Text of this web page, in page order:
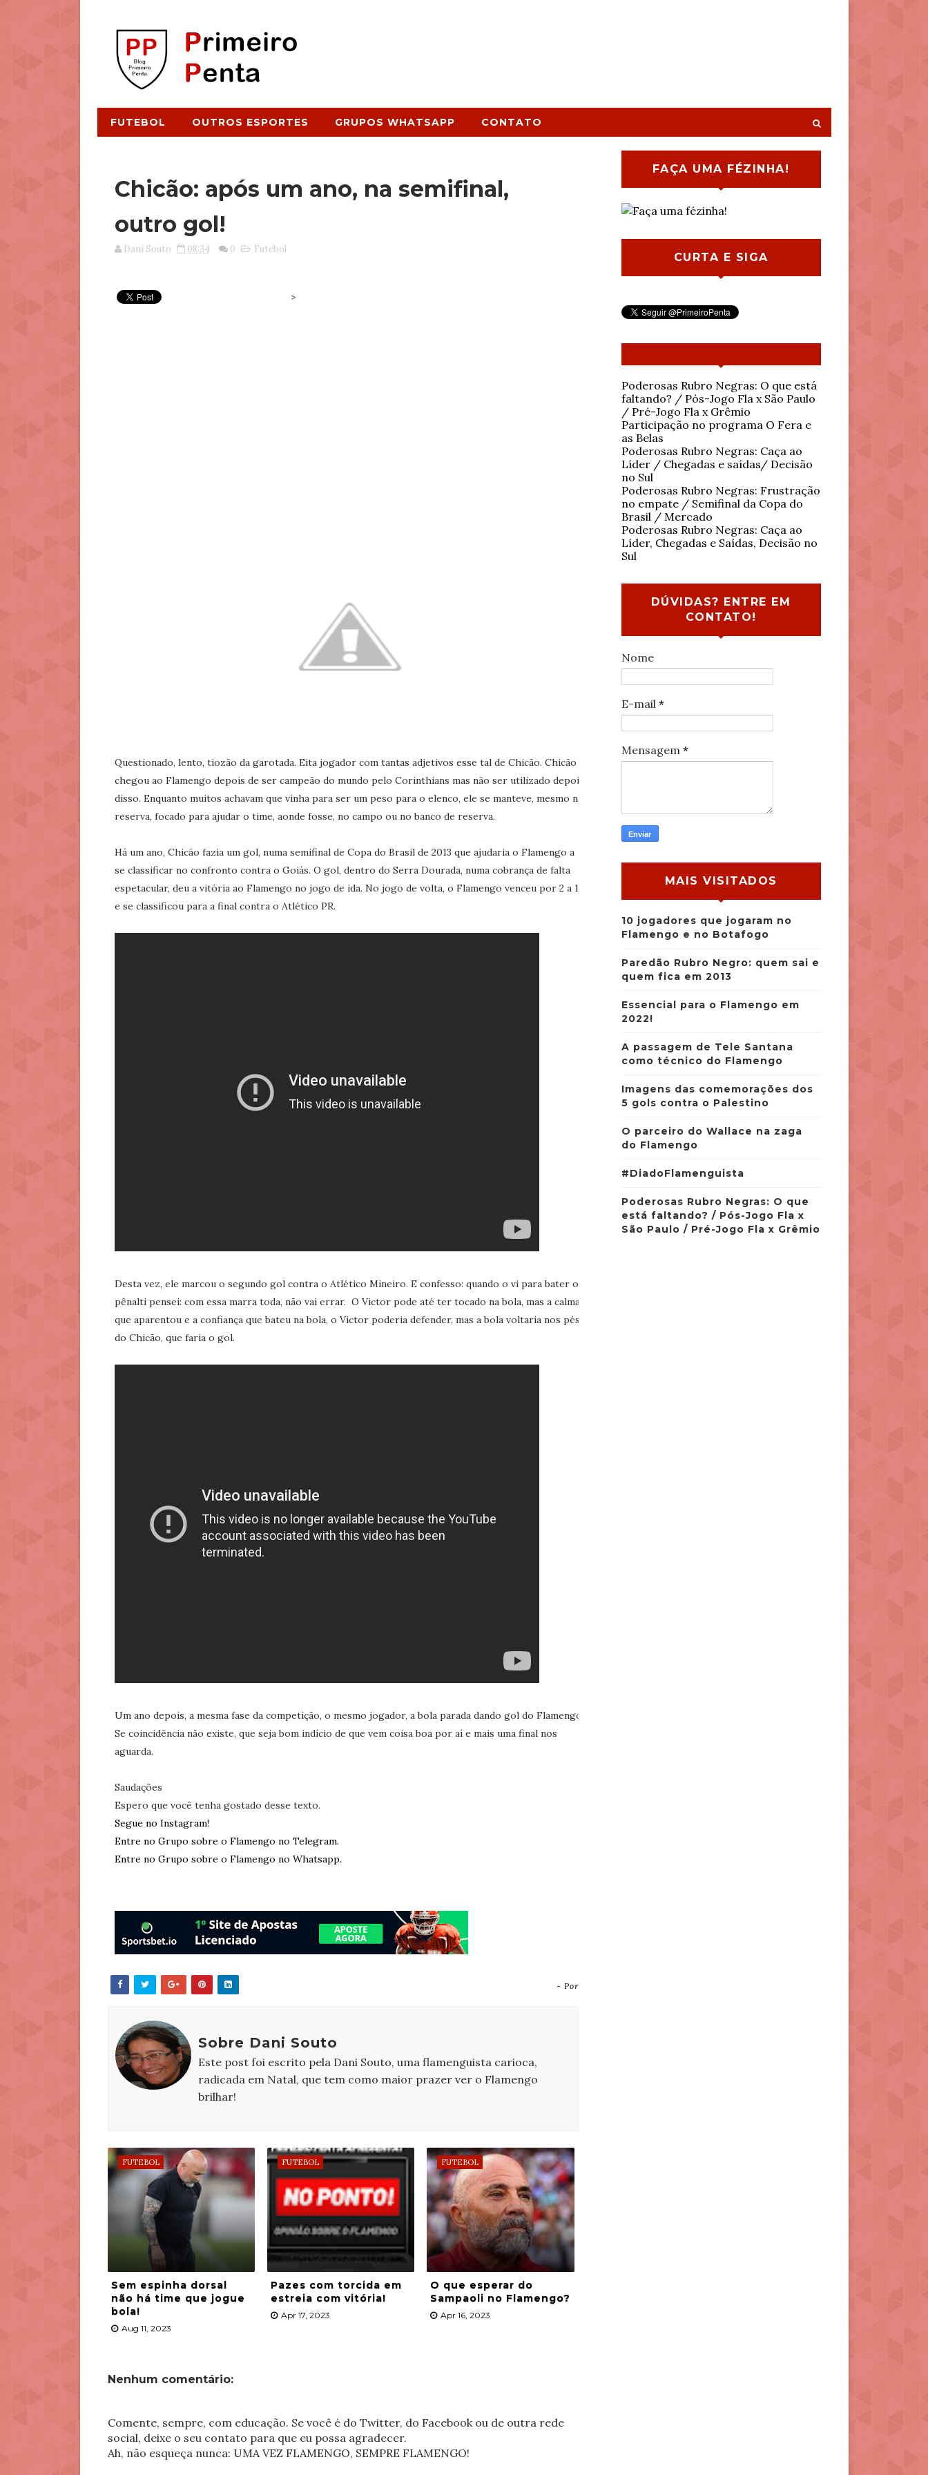
FUTEBOL OUTROS ESPORTES GRUPOS WHATSAPP CONTATO
Chicão: após um ano, na semifinal,
outro gol!
Dani Souto 08:34 0 Futebol
>
Questionado, lento, tiozão da garotada. Eita jogador com tantas adjetivos esse tal de Chicão. Chicão
chegou ao Flamengo depois de ser campeão do mundo pelo Corinthians mas não ser utilizado depois
disso. Enquanto muitos achavam que vinha para ser um peso para o elenco, ele se manteve, mesmo na
reserva, focado para ajudar o time, aonde fosse, no campo ou no banco de reserva.
Há um ano, Chicão fazia um gol, numa semifinal de Copa do Brasil de 2013 que ajudaria o Flamengo a
se classificar no confronto contra o Goiás. O gol, dentro do Serra Dourada, numa cobrança de falta
espetacular, deu a vitória ao Flamengo no jogo de ida. No jogo de volta, o Flamengo venceu por 2 a 1
e se classificou para a final contra o Atlético PR.
Desta vez, ele marcou o segundo gol contra o Atlético Mineiro. E confesso: quando o vi para bater o
pênalti pensei: com essa marra toda, não vai errar. O Victor pode até ter tocado na bola, mas a calma
que aparentou e a confiança que bateu na bola, o Victor poderia defender, mas a bola voltaria nos pés
do Chicão, que faria o gol.
Um ano depois, a mesma fase da competição, o mesmo jogador, a bola parada dando gol do Flamengo.
Se coincidência não existe, que seja bom indício de que vem coisa boa por aí e mais uma final nos
aguarda.
Saudações
Espero que você tenha gostado desse texto.
Segue no Instagram!
Entre no Grupo sobre o Flamengo no Telegram.
Entre no Grupo sobre o Flamengo no Whatsapp.
- Por
Sobre Dani Souto
Este post foi escrito pela Dani Souto, uma flamenguista carioca,
radicada em Natal, que tem como maior prazer ver o Flamengo
brilhar!
FUTEBOL
Sem espinha dorsal
não há time que jogue
bola!
Aug 11, 2023
FUTEBOL
Pazes com torcida em
estreia com vitória!
Apr 17, 2023
FUTEBOL
O que esperar do
Sampaoli no Flamengo?
Apr 16, 2023
Nenhum comentário:
Comente, sempre, com educação. Se você é do Twitter, do Facebook ou de outra rede
social, deixe o seu contato para que eu possa agradecer.
Ah, não esqueça nunca: UMA VEZ FLAMENGO, SEMPRE FLAMENGO!
FAÇA UMA FÉZINHA!
CURTA E SIGA
Poderosas Rubro Negras: O que está
faltando? / Pós-Jogo Fla x São Paulo
/ Pré-Jogo Fla x Grêmio
Participação no programa O Fera e
as Belas
Poderosas Rubro Negras: Caça ao
Líder / Chegadas e saídas/ Decisão
no Sul
Poderosas Rubro Negras: Frustração
no empate / Semifinal da Copa do
Brasil / Mercado
Poderosas Rubro Negras: Caça ao
Líder, Chegadas e Saídas, Decisão no
Sul
DÚVIDAS? ENTRE EM
CONTATO!
Nome
E-mail *
Mensagem *
MAIS VISITADOS
10 jogadores que jogaram no
Flamengo e no Botafogo
Paredão Rubro Negro: quem sai e
quem fica em 2013
Essencial para o Flamengo em
2022!
A passagem de Tele Santana
como técnico do Flamengo
Imagens das comemorações dos
5 gols contra o Palestino
O parceiro do Wallace na zaga
do Flamengo
#DiadoFlamenguista
Poderosas Rubro Negras: O que
está faltando? / Pós-Jogo Fla x
São Paulo / Pré-Jogo Fla x Grêmio